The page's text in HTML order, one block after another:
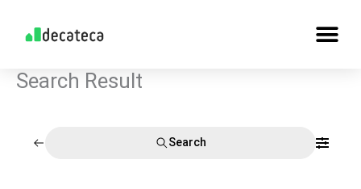
Search Result
Search